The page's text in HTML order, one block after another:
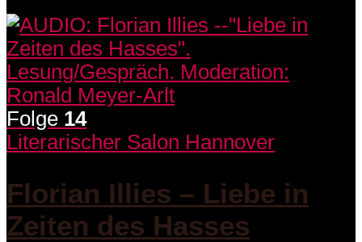
Folge 14
Literarischer Salon Hannover
Florian Illies – Liebe in
Zeiten des Hasses